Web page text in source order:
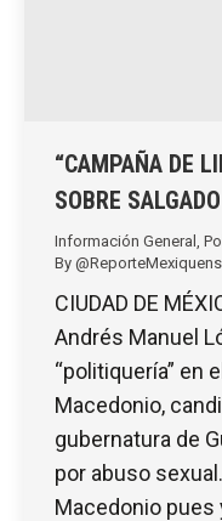
“CAMPAÑA DE
SOBRE
Información General
By
CIUDAD DE
Andrés Manuel
“politiquería” en
Macedonio,
gubernatura de
por abuso
Macedonio pues